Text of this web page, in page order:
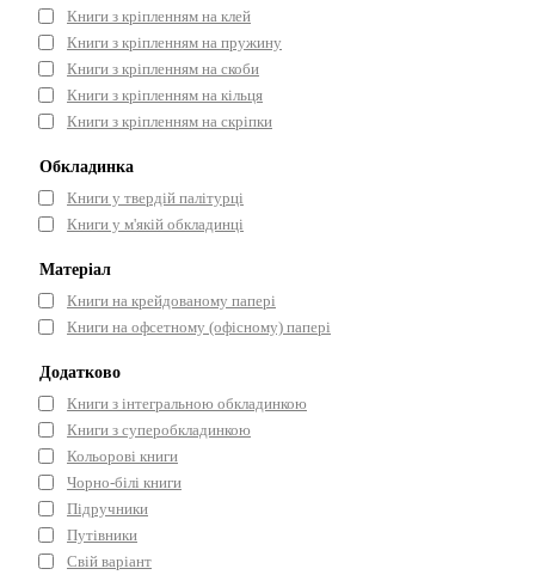
Книги з кріпленням на клей
Книги з кріпленням на пружину
Книги з кріпленням на скоби
Книги з кріпленням на кільця
Книги з кріпленням на скріпки
Обкладинка
Книги у твердій палітурці
Книги у м'якій обкладинці
Матеріал
Книги на крейдованому папері
Книги на офсетному (офісному) папері
Додатково
Книги з інтегральною обкладинкою
Книги з суперобкладинкою
Кольорові книги
Чорно-білі книги
Підручники
Путівники
Свій варіант